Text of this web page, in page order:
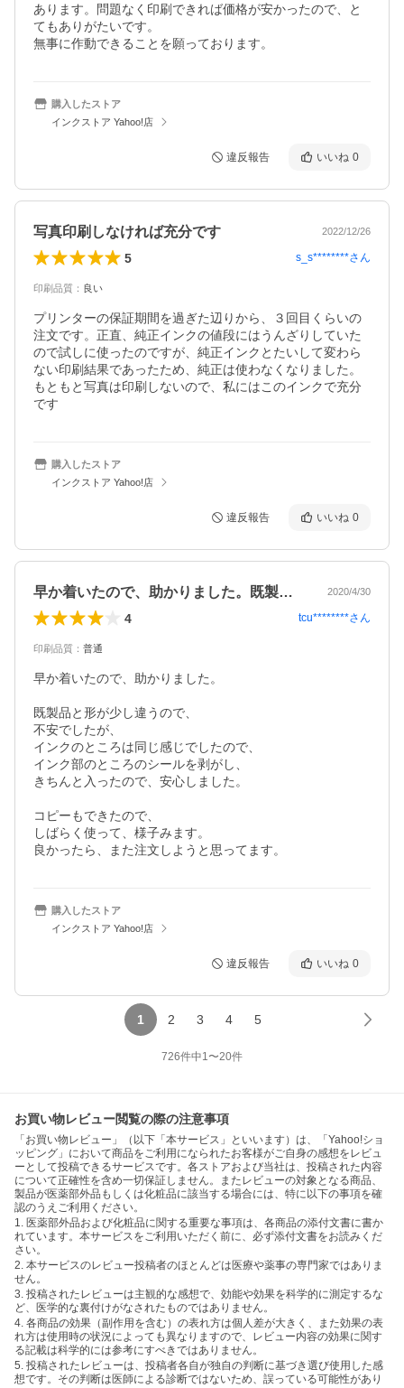
あります。問題なく印刷できれば価格が安かったので、と
てもありがたいです。
購入したストア
インクストア Yahoo!店
違反報告 いいね 0
写真印刷しなければ充分です 2022/12/26
5 s_s********さん
印刷品質 ： 良い
プリンターの保証期間を過ぎた辺りから、３回目くらいの
注文です。正直、純正インクの値段にはうんざりしていた
ので試しに使ったのですが、純正インクとたいして変わら
ない印刷結果であったため、純正は使わなくなりました。
もともと写真は印刷しないので、私にはこのインクで充分
です
購入したストア
インクストア Yahoo!店
違反報告 いいね 0
早か着いたので、助かりました。既製品と… 2020/4/30
4 tcu********さん
印刷品質 ： 普通
早か着いたので、助かりました。
既製品と形が少し違うので、
不安でしたが、
インクのところは同じ感じでしたので、
インク部のところのシールを剥がし、
きちんと入ったので、安心しました。
コピーもできたので、
しばらく使って、様子みます。
良かったら、また注文しようと思ってます。
購入したストア
インクストア Yahoo!店
違反報告 いいね 0
1 2 3 4 5
726件中1〜20件
お買い物レビュー閲覧の際の注意事項
「お買い物レビュー」（以下「本サービス」といいます）は、「Yahoo!ショ
ッピング」において商品をご利用になられたお客様がご自身の感想をレビュ
ーとして投稿できるサービスです。各ストアおよび当社は、投稿された内容
について正確性を含め一切保証しません。またレビューの対象となる商品、
製品が医薬部外品もしくは化粧品に該当する場合には、特に以下の事項を確
認のうえご利用ください。
1. 医薬部外品および化粧品に関する重要な事項は、各商品の添付文書に書か
れています。本サービスをご利用いただく前に、必ず添付文書をお読みくだ
さい。
2. 本サービスのレビュー投稿者のほとんどは医療や薬事の専門家ではありま
せん。
3. 投稿されたレビューは主観的な感想で、効能や効果を科学的に測定するな
ど、医学的な裏付けがなされたものではありません。
4. 各商品の効果（副作用を含む）の表れ方は個人差が大きく、また効果の表
れ方は使用時の状況によっても異なりますので、レビュー内容の効果に関す
る記載は科学的には参考にすべきではありません。
5. 投稿されたレビューは、投稿者各自が独自の判断に基づき選び使用した感
想です。その判断は医師による診断ではないため、誤っている可能性があり